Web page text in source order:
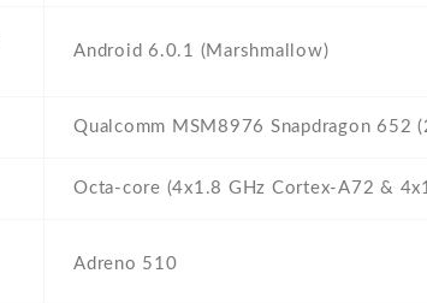
Android 6.0.1 (Marshmallow)
Qualcomm MSM8976 Snapdragon 652
Octa-core (4x1.8 GHz Cortex-A72 &
Adreno 510